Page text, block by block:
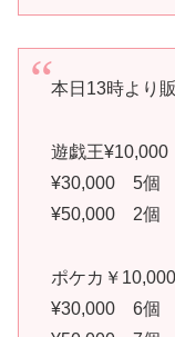
本日13時より
遊戯王
¥30,000 5個
¥50,000 2個
ポケカ￥
¥30,000 6個